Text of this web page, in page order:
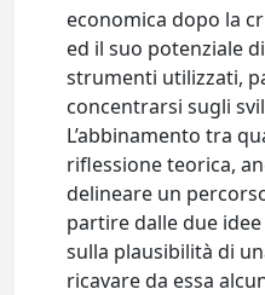
economica dopo la
ed il suo potenziale
strumenti utilizzati,
concentrarsi sugli
L’abbinamento tra
riflessione teorica,
delineare un
partire dalle due
sulla plausibilità di
ricavare da essa